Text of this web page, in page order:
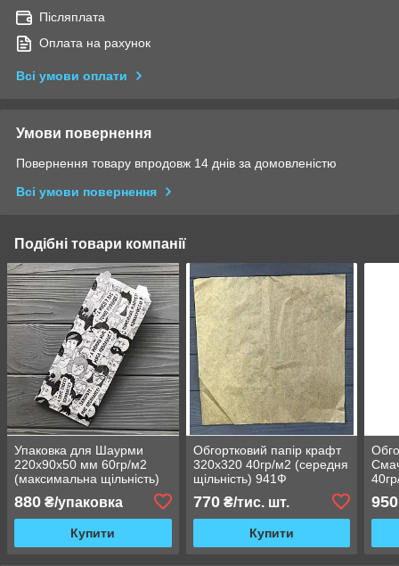
Післяплата
Оплата на рахунок
Всі умови оплати
Умови повернення
Повернення товару впродовж 14 днів за домовленістю
Всі умови повернення
Подібні товари компанії
Упаковка для Шаурми
220х90х50 мм 60гр/м2
(максимальна щільність)
880 ₴/упаковка
Купити
Обгортковий папір крафт
320х320 40гр/м2 (середня
щільність) 941Ф
770₴/тис. шт.
Купити
950